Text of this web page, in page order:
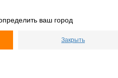
ваш город
Закрыть